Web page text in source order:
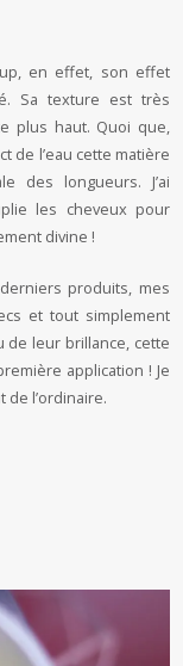
en effet, son effet
Sa texture est très
plus haut. Quoi que,
de l’eau cette matière
des longueurs. J’ai
les cheveux pour
divine !
produits, mes
et tout simplement
de leur brillance, cette
application ! Je
l’ordinaire.